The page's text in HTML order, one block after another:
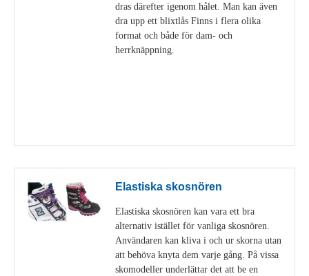
dras därefter igenom hålet. Man kan även
dra upp ett blixtlås Finns i flera olika
format och både för dam- och
herrknäppning.
Elastiska skosnören
Elastiska skosnören kan vara ett bra
alternativ istället för vanliga skosnören.
Användaren kan kliva i och ur skorna utan
att behöva knyta dem varje gång. På vissa
skomodeller underlättar det att be en